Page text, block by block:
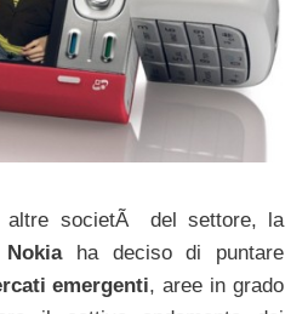
altre societÃ del settore, la
Nokia ha deciso di puntare
emergenti, aree in grado